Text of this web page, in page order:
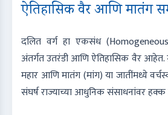
ऐतिहासिक वैर आणि मातंग
दलित वर्ग हा एकसंध (Homogeneous)
अंतर्गत उतरंडी आणि ऐतिहासिक वैर आहेत.
महार आणि मातंग (मांग) या जातींमध्ये
संघर्ष राज्याच्या आधुनिक संसाधनांवर